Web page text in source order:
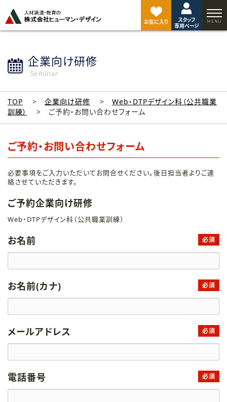
お気に入り
スタッフ
専用ページ
企業向け研修
Seminar
TOP 企業向け研修
Web・DTPデザイン科（公共職業
訓練）
ご予約・お問い合わせフォーム
ご予約・お問い合わせフォーム
必要事項をご入力いただいてお問合せください。後日担当者よりご連
絡させていただきます。
ご予約企業向け研修
Web・DTPデザイン科（公共職業訓練）
お名前 必須
お名前(カナ) 必須
メールアドレス 必須
電話番号 必須
ジ
ト